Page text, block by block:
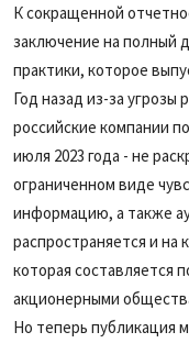
К сокращенной
заключение на полный
практики, которое
Год назад из-за угрозы
российские компании
июля 2023 года - не
ограниченном виде
информацию, а также
распространяется и
которая составляется
акционерными
Но теперь публикация